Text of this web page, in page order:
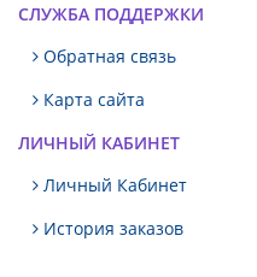
СЛУЖБА ПОДДЕРЖКИ
Обратная связь
Карта сайта
ЛИЧНЫЙ КАБИНЕТ
Личный Кабинет
История заказов